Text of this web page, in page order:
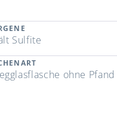
Sulfite
ohne Pfand